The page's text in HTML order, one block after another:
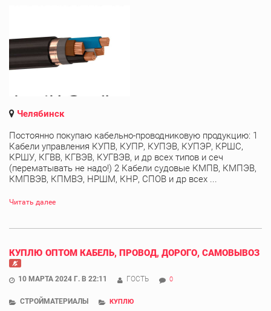
Челябинск
Постоянно покупаю кабельно-проводниковую продукцию: 1
Кабели управления КУПВ, КУПР, КУПЭВ, КУПЭР, КРШС,
КРШУ, КГВВ, КГВЭВ, КУГВЭВ, и др всех типов и сеч
(перематывать не надо!) 2 Кабели судовые КМПВ, КМПЭВ,
КМПВЭВ, КПМВЭ, НРШМ, КНР, СПОВ и др всех ...
Читать далее
КУПЛЮ ОПТОМ КАБЕЛЬ, ПРОВОД, ДОРОГО, САМОВЫВОЗ
10 МАРТА 2024 Г. В 22:11 ГОСТЬ 0
СТРОЙМАТЕРИАЛЫ КУПЛЮ